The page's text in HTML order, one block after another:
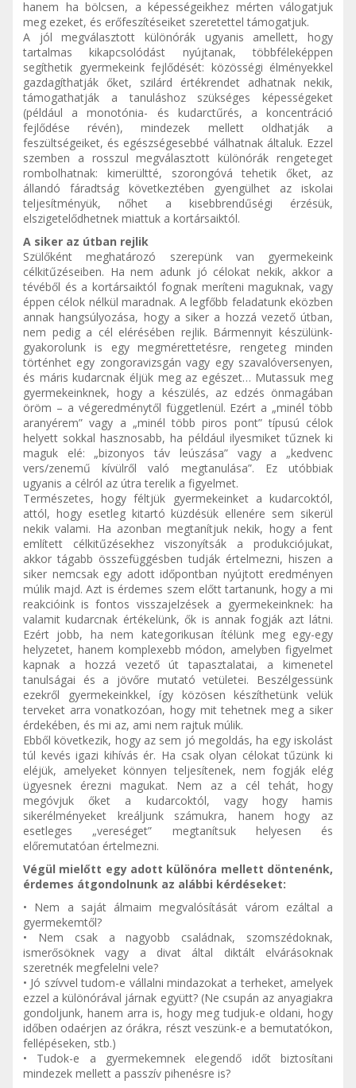
hanem ha bölcsen, a képességeikhez mérten válogatjuk
meg ezeket, és erőfeszítéseiket szeretettel támogatjuk.
A jól megválasztott különórák ugyanis amellett, hogy
tartalmas kikapcsolódást nyújtanak, többféleképpen
segíthetik gyermekeink fejlődését: közösségi élményekkel
gazdagíthatják őket, szilárd értékrendet adhatnak nekik,
támogathatják a tanuláshoz szükséges képességeket
(például a monotónia- és kudarctűrés, a koncentráció
fejlődése révén), mindezek mellett oldhatják a
feszültségeiket, és egészségesebbé válhatnak általuk. Ezzel
szemben a rosszul megválasztott különórák rengeteget
rombolhatnak: kimerültté, szorongóvá tehetik őket, az
állandó fáradtság következtében gyengülhet az iskolai
teljesítményük, nőhet a kisebbrendűségi érzésük,
elszigetelődhetnek miattuk a kortársaiktól.
A siker az útban rejlik
Szülőként meghatározó szerepünk van gyermekeink
célkitűzéseiben. Ha nem adunk jó célokat nekik, akkor a
tévéből és a kortársaiktól fognak meríteni maguknak, vagy
éppen célok nélkül maradnak. A legfőbb feladatunk eközben
annak hangsúlyozása, hogy a siker a hozzá vezető útban,
nem pedig a cél elérésében rejlik. Bármennyit készülünk-
gyakorolunk is egy megmérettetésre, rengeteg minden
történhet egy zongoravizsgán vagy egy szavalóversenyen,
és máris kudarcnak éljük meg az egészet… Mutassuk meg
gyermekeinknek, hogy a készülés, az edzés önmagában
öröm – a végeredménytől függetlenül. Ezért a „minél több
aranyérem” vagy a „minél több piros pont” típusú célok
helyett sokkal hasznosabb, ha például ilyesmiket tűznek ki
maguk elé: „bizonyos táv leúszása” vagy a „kedvenc
vers/zenemű kívülről való megtanulása”. Ez utóbbiak
ugyanis a célról az útra terelik a figyelmet.
Természetes, hogy féltjük gyermekeinket a kudarcoktól,
attól, hogy esetleg kitartó küzdésük ellenére sem sikerül
nekik valami. Ha azonban megtanítjuk nekik, hogy a fent
említett célkitűzésekhez viszonyítsák a produkciójukat,
akkor tágabb összefüggésben tudják értelmezni, hiszen a
siker nemcsak egy adott időpontban nyújtott eredményen
múlik majd. Azt is érdemes szem előtt tartanunk, hogy a mi
reakcióink is fontos visszajelzések a gyermekeinknek: ha
valamit kudarcnak értékelünk, ők is annak fogják azt látni.
Ezért jobb, ha nem kategorikusan ítélünk meg egy-egy
helyzetet, hanem komplexebb módon, amelyben figyelmet
kapnak a hozzá vezető út tapasztalatai, a kimenetel
tanulságai és a jövőre mutató vetületei. Beszélgessünk
ezekről gyermekeinkkel, így közösen készíthetünk velük
terveket arra vonatkozóan, hogy mit tehetnek meg a siker
érdekében, és mi az, ami nem rajtuk múlik.
Ebből következik, hogy az sem jó megoldás, ha egy iskolást
túl kevés igazi kihívás ér. Ha csak olyan célokat tűzünk ki
eléjük, amelyeket könnyen teljesítenek, nem fogják elég
ügyesnek érezni magukat. Nem az a cél tehát, hogy
megóvjuk őket a kudarcoktól, vagy hogy hamis
sikerélményeket kreáljunk számukra, hanem hogy az
esetleges „vereséget” megtanítsuk helyesen és
előremutatóan értelmezni.
Végül mielőtt egy adott különóra mellett döntenénk,
érdemes átgondolnunk az alábbi kérdéseket:
• Nem a saját álmaim megvalósítását várom ezáltal a
gyermekemtől?
• Nem csak a nagyobb családnak, szomszédoknak,
ismerősöknek vagy a divat által diktált elvárásoknak
szeretnék megfelelni vele?
• Jó szívvel tudom-e vállalni mindazokat a terheket, amelyek
ezzel a különórával járnak együtt? (Ne csupán az anyagiakra
gondoljunk, hanem arra is, hogy meg tudjuk-e oldani, hogy
időben odaérjen az órákra, részt veszünk-e a bemutatókon,
fellépéseken, stb.)
• Tudok-e a gyermekemnek elegendő időt biztosítani
mindezek mellett a passzív pihenésre is?